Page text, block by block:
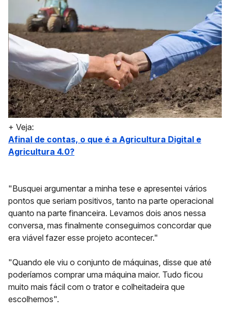
+ Veja:
Afinal de contas, o que é a Agricultura Digital e
Agricultura 4.0?
"Busquei argumentar a minha tese e apresentei vários
pontos que seriam positivos, tanto na parte operacional
quanto na parte financeira. Levamos dois anos nessa
conversa, mas finalmente conseguimos concordar que
era viável fazer esse projeto acontecer."
"Quando ele viu o conjunto de máquinas, disse que até
poderíamos comprar uma máquina maior. Tudo ficou
muito mais fácil com o trator e colheitadeira que
escolhemos".